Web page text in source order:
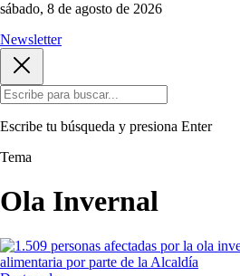
sábado, 8 de agosto de 2026
Newsletter
Escribe tu búsqueda y presiona Enter
Tema
Ola Invernal